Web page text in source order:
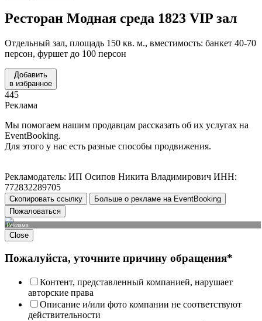
Ресторан Модная среда 1823 VIP зал
Отдельный зал, площадь 150 кв. м., вместимость: банкет 40-70
персон, фуршет до 100 персон
Добавить
в избранное
445
Реклама
Мы помогаем нашим продавцам рассказать об их услугах на
EventBooking.
Для этого у нас есть разные способы продвижения.
Рекламодатель: ИП Осипов Никита Владимирович ИНН:
772832289705
Скопировать ссылку
Больше о рекламе на EventBooking
Пожаловаться
Реклама
Close
Пожалуйста, уточните причину обращения*
Контент, представленный компанией, нарушает
авторские права
Описание и/или фото компании не соответствуют
действительности